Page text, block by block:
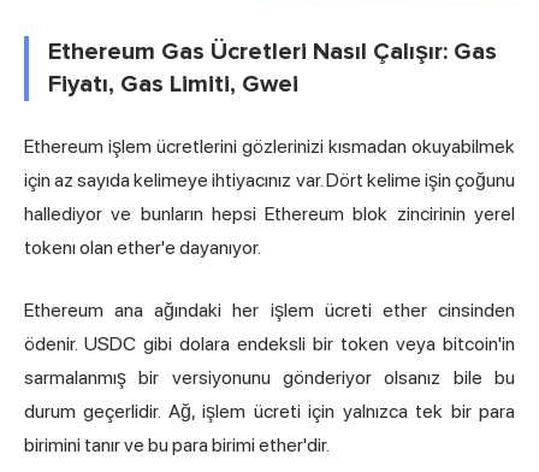
Ethereum Gas Ücretleri Nasıl Çalışır: Gas
Fiyatı, Gas Limiti, Gwei
Ethereum işlem ücretlerini gözlerinizi kısmadan okuyabilmek
için az sayıda kelimeye ihtiyacınız var. Dört kelime işin çoğunu
hallediyor ve bunların hepsi Ethereum blok zincirinin yerel
tokenı olan ether'e dayanıyor.
Ethereum ana ağındaki her işlem ücreti ether cinsinden
ödenir. USDC gibi dolara endeksli bir token veya bitcoin'in
sarmalanmış bir versiyonunu gönderiyor olsanız bile bu
durum geçerlidir. Ağ, işlem ücreti için yalnızca tek bir para
birimini tanır ve bu para birimi ether'dir.